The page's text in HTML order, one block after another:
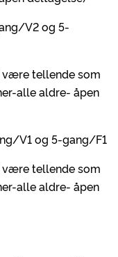
V2 og 5-
være tellende som
alle aldre- åpen
V1 og 5-gang/F1
være tellende som
alle aldre- åpen